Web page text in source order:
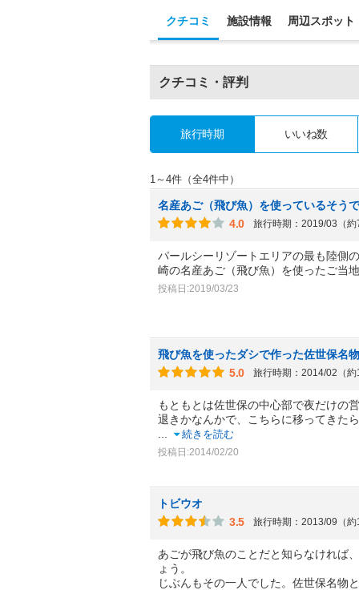
クチコミ 施設情報 周辺スポット
クチコミ・評判
旅行時期 いいね数
1～4件（全4件中）
名産あご（飛び魚）を使っているそう
4.0
旅行時期：2019/03（約
パールシーリゾートエリアの最も陸側
崎の名産あご（飛び魚）を使ったご当
投稿日:2019/03/23
飛び魚を使ったダシで作った佐世保名
5.0
旅行時期：2014/02（約
もともとは佐世保の中心部で夜だけの
退きかなんかで、こちらに移ってきた
続きを読む
投稿日:2014/02/20
トビウオ
3.5
旅行時期：2013/09（約
あごが飛び魚のことだと知らなければ
ょう。
じぶんもその一人でした。佐世保名物